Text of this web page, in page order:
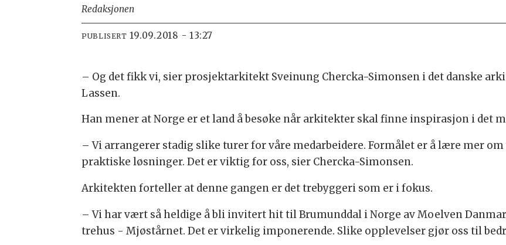
Redaksjonen
PUBLISERT 19.09.2018 - 13:27
– Og det fikk vi, sier prosjektarkitekt Sveinung Chercka-Simonsen i det danske
Lassen.
Han mener at Norge er et land å besøke når arkitekter skal finne inspirasjon i det
– Vi arrangerer stadig slike turer for våre medarbeidere. Formålet er å lære mer
praktiske løsninger. Det er viktig for oss, sier Chercka-Simonsen.
Arkitekten forteller at denne gangen er det trebyggeri som er i fokus.
– Vi har vært så heldige å bli invitert hit til Brumunddal i Norge av Moelven
trehus - Mjøstårnet. Det er virkelig imponerende. Slike opplevelser gjør oss til